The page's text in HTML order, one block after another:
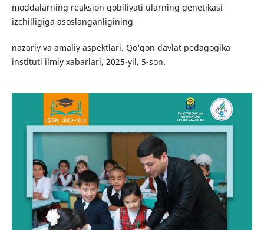
moddalarning reaksion qobiliyati ularning genetikasi
izchilligiga asoslanganligining
nazariy va amaliy aspektlari. Qo‘qon davlat pedagogika
instituti ilmiy xabarlari, 2025-yil, 5-son.